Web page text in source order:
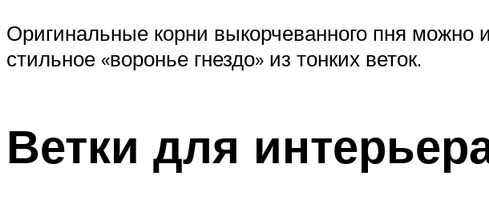
Оригинальные корни выкорчеванного пня можно
стильное «воронье гнездо» из тонких веток.
Ветки для